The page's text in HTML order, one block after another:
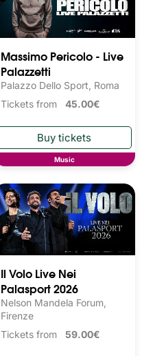
Massimo Pericolo - Live
Palazzetti
Palazzo Dello Sport, Roma
Tickets from 45.00€
Music
Il Volo Live Nei
Palasport 2026
Nelson Mandela Forum,
Firenze
Tickets from 59.00€